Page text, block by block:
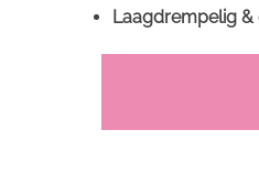
Laagdrempelig &